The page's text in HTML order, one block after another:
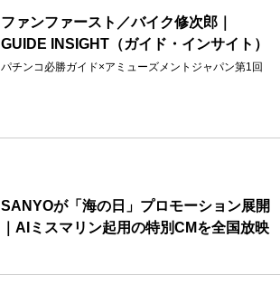
ファンファースト／バイク修次郎｜
GUIDE INSIGHT（ガイド・インサイト）
パチンコ必勝ガイド×アミューズメントジャパン第1回
SANYOが「海の日」プロモーション展開
｜AIミスマリン起用の特別CMを全国放映